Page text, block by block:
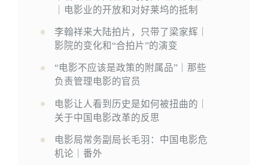
｜电影业的开放和对好莱坞的抵制
李翰祥来大陆拍片，只带了梁家辉｜
影院的变化和“合拍片”的演变
“电影不应该是政策的附属品”｜那些
负责管理电影的官员
电影让人看到历史是如何被扭曲的｜
关于中国电影改革的反思
电影局常务副局长毛羽：中国电影危
机论｜番外